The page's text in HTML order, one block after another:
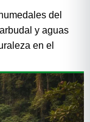
del
y aguas
en el